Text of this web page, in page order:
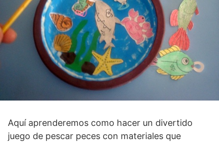
Aquí aprenderemos como hacer un divertido
juego de pescar peces con materiales que